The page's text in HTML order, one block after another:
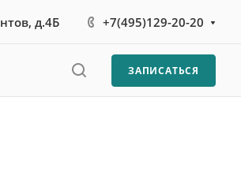
д.4Б +7(495)129-20-20
ЗАПИСАТЬСЯ